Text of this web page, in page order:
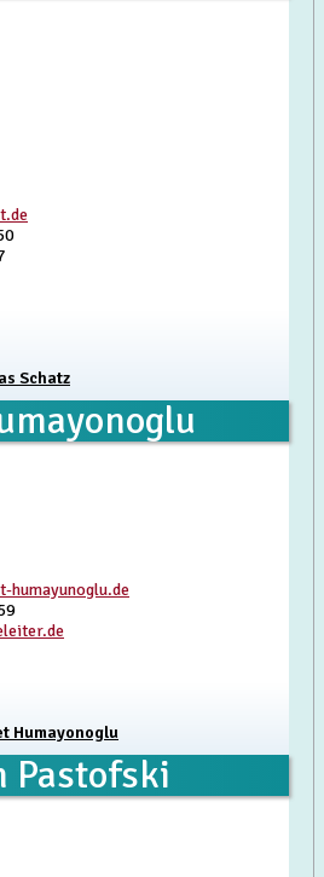
Schatz
humayunoglu.de
Humayonoglu
Pastofski